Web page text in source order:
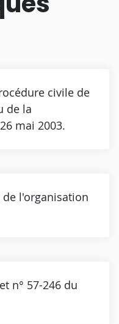
civile de
de la
mai 2003.
de l'organisation
n° 57-246 du